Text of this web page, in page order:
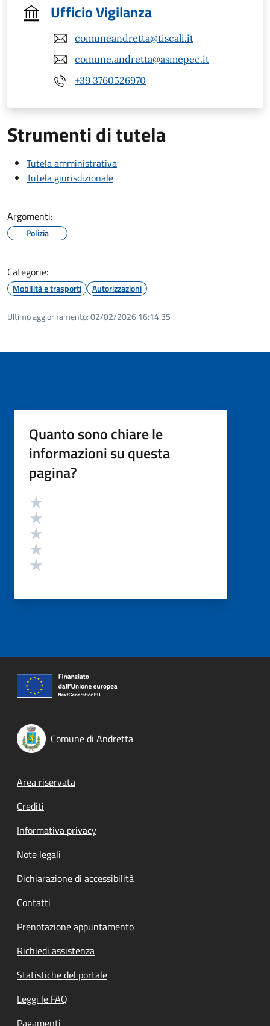
Ufficio Vigilanza
comuneandretta@tiscali.it
comune.andretta@asmepec.it
+39 3760526970
Strumenti di tutela
Tutela amministrativa
Tutela giurisdizionale
Argomenti:
Polizia
Categorie:
Mobilità e trasporti Autorizzazioni
Ultimo aggiornamento:02/02/2026 16:14.35
Quanto sono chiare le
informazioni su questa
pagina?
Valutazione
Comune di Andretta
Footer menu
Area riservata
Crediti
Informativa privacy
Note legali
Dichiarazione di accessibilità
Contatti
Prenotazione appuntamento
Richiedi assistenza
Statistiche del portale
Leggi le FAQ
Pagamenti